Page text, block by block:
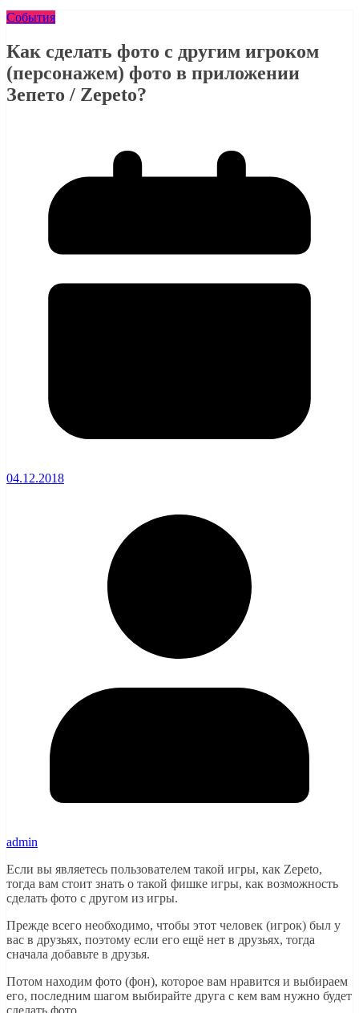
События
Как сделать фото с другим игроком
(персонажем) фото в приложении
Зепето / Zepeto?
04.12.2018
admin
Если вы являетесь пользователем такой игры, как Zepeto,
тогда вам стоит знать о такой фишке игры, как возможность
сделать фото с другом из игры.
Прежде всего необходимо, чтобы этот человек (игрок) был у
вас в друзьях, поэтому если его ещё нет в друзьях, тогда
сначала добавьте в друзья.
Потом находим фото (фон), которое вам нравится и выбираем
его, последним шагом выбирайте друга с кем вам нужно будет
сделать фото.